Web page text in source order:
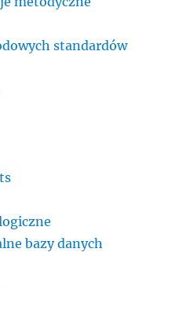
standardów
bazy danych